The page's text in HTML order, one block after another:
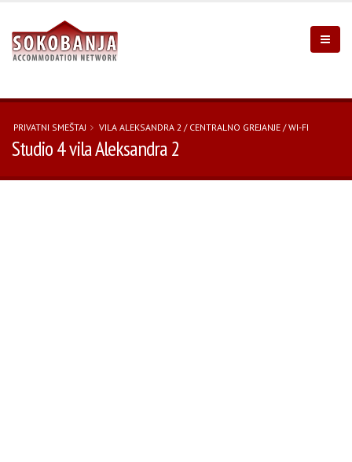
PRIVATNI SMEŠTAJ VILA ALEKSANDRA 2 / CENTRALNO GREJANJE / WI-FI
Studio 4 vila Aleksandra 2